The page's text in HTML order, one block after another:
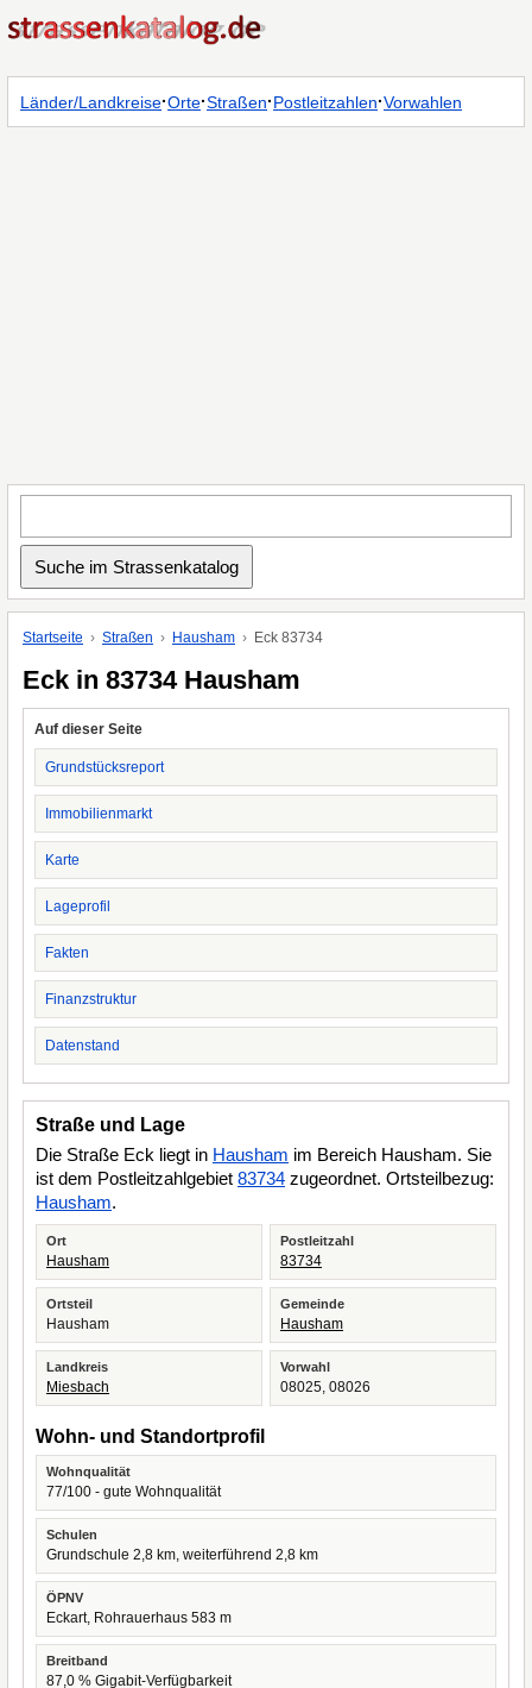
Länder/Landkreise·Orte·Straßen·Postleitzahlen·Vorwahlen
Startseite Straßen Hausham Eck 83734
Eck in 83734 Hausham
Auf dieser Seite
Grundstücksreport
Immobilienmarkt
Karte
Lageprofil
Fakten
Finanzstruktur
Datenstand
Straße und Lage
Die Straße Eck liegt in Hausham im Bereich Hausham. Sie
ist dem Postleitzahlgebiet 83734 zugeordnet. Ortsteilbezug:
Hausham.
Ort
Hausham
Postleitzahl
83734
Ortsteil
Hausham
Gemeinde
Hausham
Landkreis
Miesbach
Vorwahl
08025, 08026
Wohn- und Standortprofil
Wohnqualität
77/100 - gute Wohnqualität
Schulen
Grundschule 2,8 km, weiterführend 2,8 km
ÖPNV
Eckart, Rohrauerhaus 583 m
Breitband
87,0 % Gigabit-Verfügbarkeit